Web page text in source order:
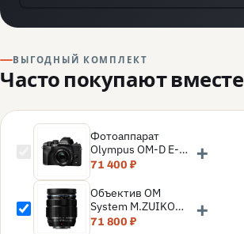
ВЫГОДНЫЙ КОМПЛЕКТ
Часто покупают вместе
Фотоаппарат
Olympus OM-D E-
M10 Mark IV Kit 14-
71 400 ₽
+
Объектив OM
System M.ZUIKO
Digital ED 12-40mm
71 800 ₽
+